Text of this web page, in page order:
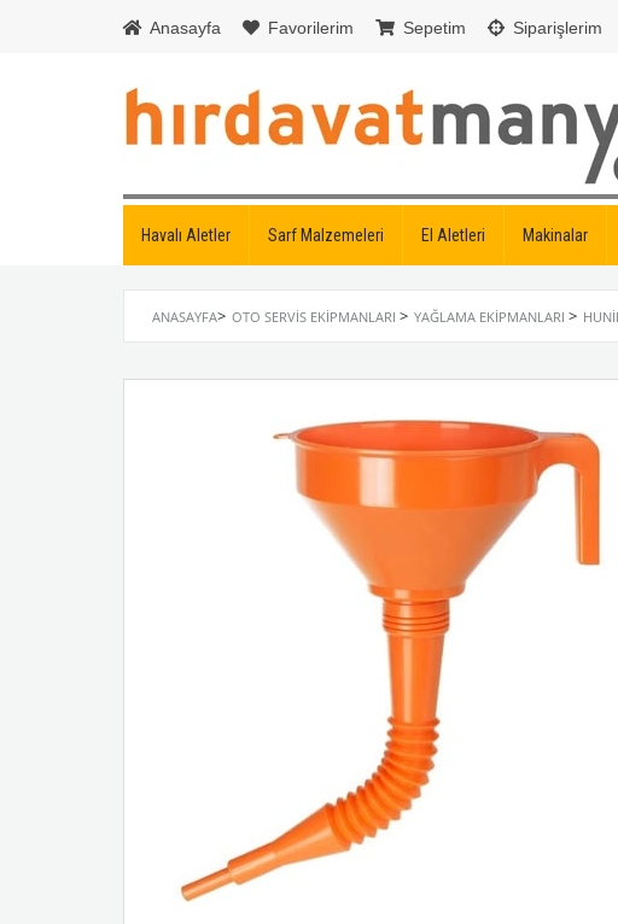
Anasayfa Favorilerim Sepetim Siparişlerim
Havalı Aletler Sarf Malzemeleri El Aletleri Makinalar
ANASAYFA> OTO SERVIS EKIPMANLARI > YAĞLAMA EKIPMANLARI >